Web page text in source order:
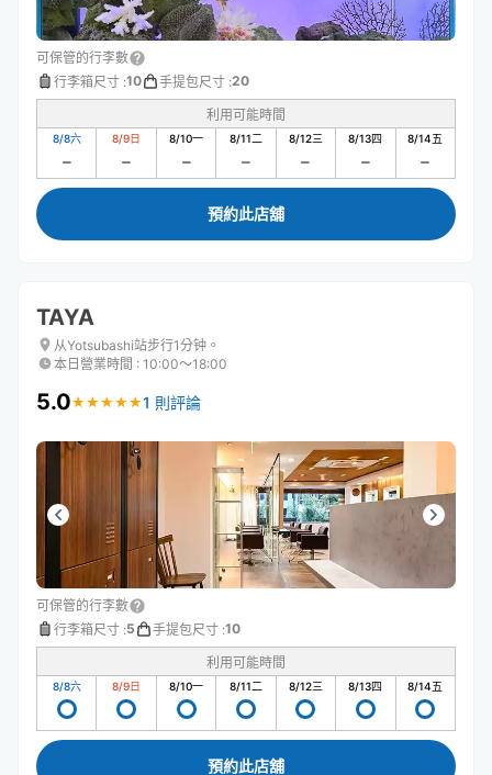
可保管的行李數
行李箱尺寸 :10 手提包尺寸 :20
利用可能時間
8/8六 8/9日 8/10一 8/11二 8/12三 8/13四 8/14五
預約此店舖
TAYA
从Yotsubashi站步行1分钟。
本日營業時間 : 10:00〜18:00
5.0★ ★ ★ ★ ★
★ ★ ★ ★ ★1 則評論
可保管的行李數
行李箱尺寸 :5 手提包尺寸 :10
利用可能時間
8/8六 8/9日 8/10一 8/11二 8/12三 8/13四 8/14五
預約此店舖